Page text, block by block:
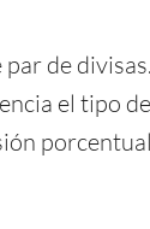
de divisas.
el tipo de